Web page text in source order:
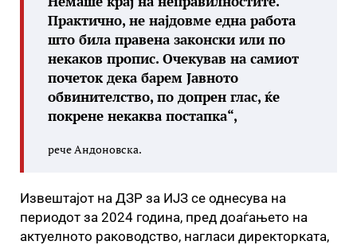
Практично, не најдовме една работа
што била правена законски или по
некаков пропис. Очекував на самиот
почеток дека барем Јавното
обвинителство, по допрен глас, ќе
покрене некаква постапка“,
рече Андоновска.
Извештајот на ДЗР за ИЈЗ се однесува на
периодот за 2024 година, пред доаѓањето на
актуелното раководство, нагласи директорката,